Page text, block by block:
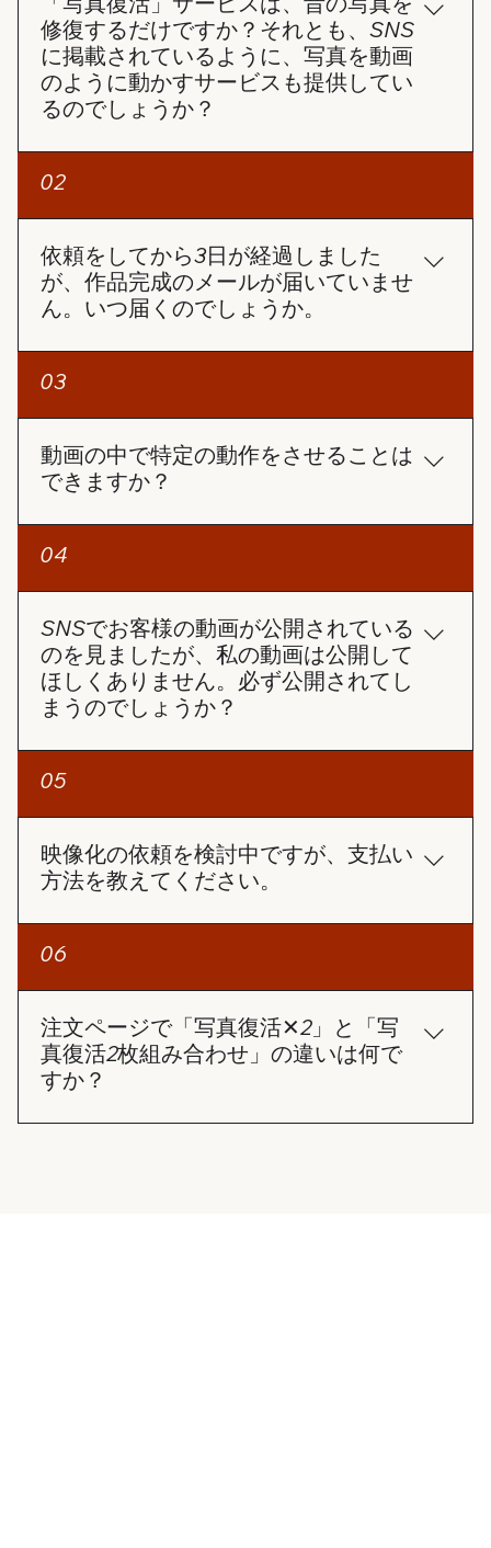
「写真復活」サービスは、昔の写真を
修復するだけですか？それとも、SNS
に掲載されているように、写真を動画
のように動かすサービスも提供してい
るのでしょうか？
「写真復活」サービスは、写真を動画のように動か
02
依頼をしてから3日が経過しました
が、作品完成のメールが届いていませ
ん。いつ届くのでしょうか。
3日経過しても作品完成のメールが届いていないの
ルフォルダの確認 作品完成の通知メールが、迷惑メ
ールフォルダに振り分けられている可能性がありま
すので、一度ご確認ください。 注文番号でステータ
番号とメールアドレスを入力し、進捗状況を確認す
ることができます。完成した動画を直接ダウンロー
（angelsphoto99@gmail.com）にお問い合わせく
ださい。注文番号をお知らせいただければ、早急に
対応させていただきます。
03
動画の中で特定の動作をさせることは
できますか？
AIで作成しているため現時点の技術では、ご希望の
合があります。 しかし、できる限りお客様のご要望
に近い動画を制作できるよう、全力で対応させてい
ただきます。
04
SNSでお客様の動画が公開されている
のを見ましたが、私の動画は公開して
ほしくありません。必ず公開されてし
まうのでしょうか？
ご安心ください。お客様の許可なく動画を公開する
可】の選択項目があります。 この項目にチェックを
入れない限り、お客様の動画が当社のSNSで使用さ
れることは一切ありません。
05
映像化の依頼を検討中ですが、支払い
方法を教えてください。
お支払い方法についてですが、クレジットカードの
備中です。
06
注文ページで「写真復活✕2」と「写
真復活2枚組み合わせ」の違いは何で
すか？